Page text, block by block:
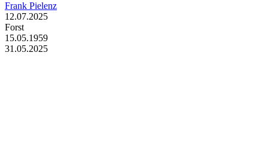
Frank Pielenz
12.07.2025
Forst
15.05.1959
31.05.2025